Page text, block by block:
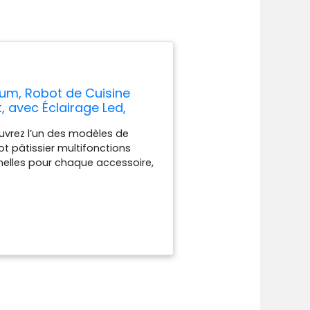
Robot de Cuisine
avec Éclairage Led,
l’un des modèles de
pâtissier multifonctions
pour chaque accessoire,
Le Robot Pâtissier Sencor est
[SILENCIEUX ET
avec la plus